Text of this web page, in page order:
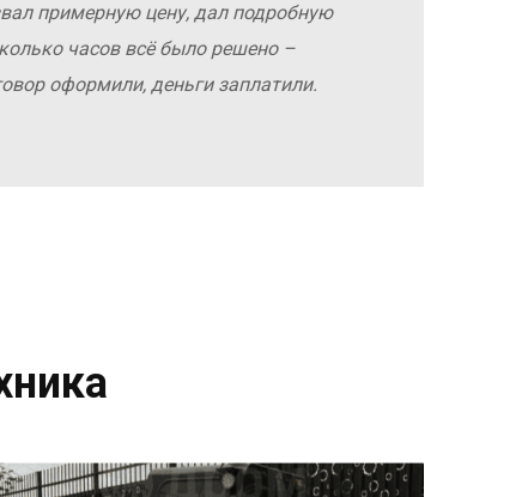
примерную цену, дал подробную
часов всё было решено –
оформили, деньги заплатили.